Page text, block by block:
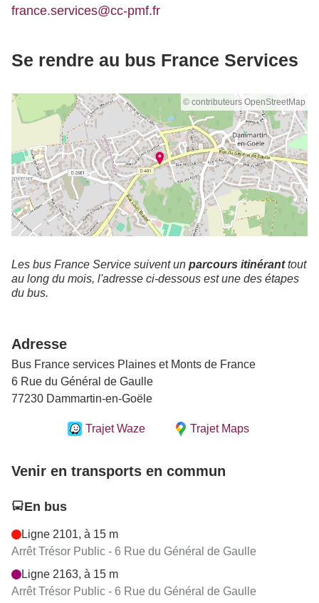
france.services@cc-pmf.fr
Se rendre au bus France Services
© contributeurs OpenStreetMap
Les bus France Service suivent un parcours itinéranttout
au long du mois, l'adresse ci-dessous est une des étapes
du bus.
Adresse
Bus France services Plaines et Monts de France
6 Rue du Général de Gaulle
77230 Dammartin-en-Goële
Trajet Waze Trajet Maps
Venir en transports en commun
En bus
Ligne 2101, à 15 m
Arrêt Trésor Public - 6 Rue du Général de Gaulle
Ligne 2163, à 15 m
Arrêt Trésor Public - 6 Rue du Général de Gaulle